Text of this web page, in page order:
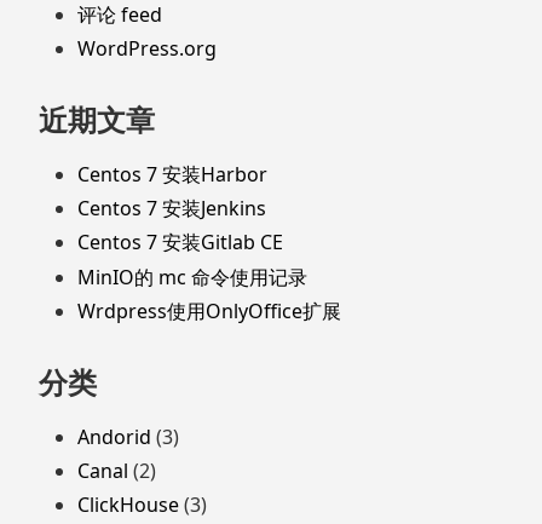
评论 feed
WordPress.org
近期文章
Centos 7 安装Harbor
Centos 7 安装Jenkins
Centos 7 安装Gitlab CE
MinIO的 mc 命令使用记录
Wrdpress使用OnlyOffice扩展
分类
Andorid (3)
Canal (2)
ClickHouse(3)